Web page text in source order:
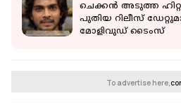
ചെക്കൻ അടുത്ത
പുതിയ റിലീസ്
മോളിവുഡ് ടൈംസ്
To advertise here,